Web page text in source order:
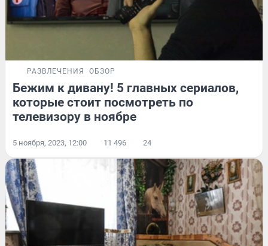
РАЗВЛЕЧЕНИЯ ОБЗОР
Бежим к дивану! 5 главных сериалов,
которые стоит посмотреть по
телевизору в ноябре
5 ноября, 2023, 12:00 11 496 24